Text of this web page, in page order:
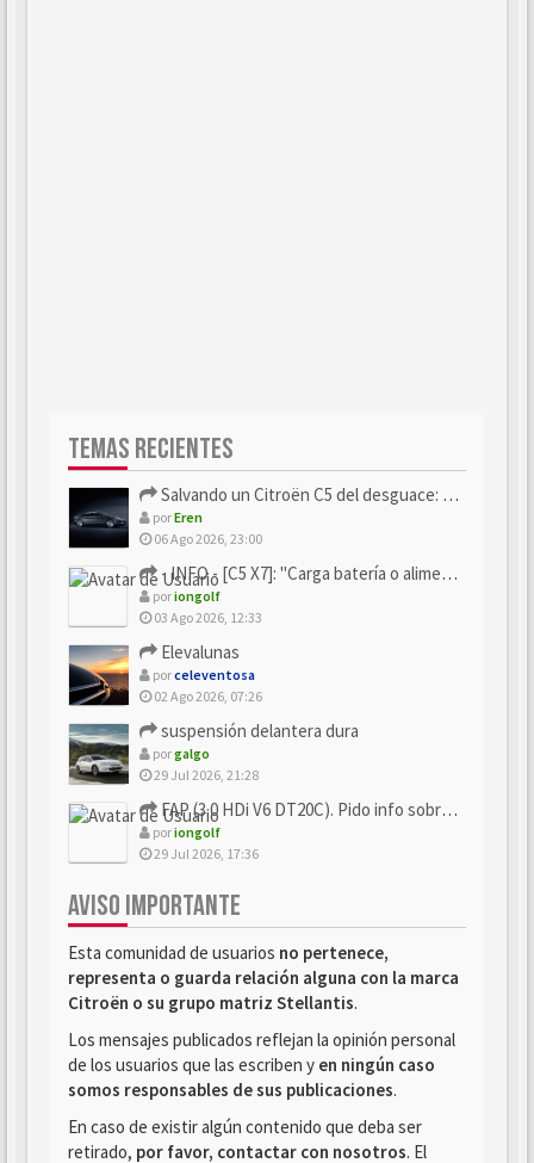
TEMAS RECIENTES
Salvando un Citroën C5 del desguace: Presentación y seguimiento
porEren
06 Ago 2026, 23:00
- INFO - [C5 X7]: "Carga batería o alimentación eléctri...
poriongolf
03 Ago 2026, 12:33
Elevalunas
porceleventosa
02 Ago 2026, 07:26
suspensión delantera dura
porgalgo
29 Jul 2026, 21:28
FAP (3.0 HDi V6 DT20C). Pido info sobre su sustitución
poriongolf
29 Jul 2026, 17:36
AVISO IMPORTANTE
Esta comunidad de usuarios no pertenece,
representa o guarda relación alguna con la marca
Citroën o su grupo matriz Stellantis.
Los mensajes publicados reflejan la opinión personal
de los usuarios que las escriben y en ningún caso
somos responsables de sus publicaciones.
En caso de existir algún contenido que deba ser
retirado, por favor, contactar con nosotros. El